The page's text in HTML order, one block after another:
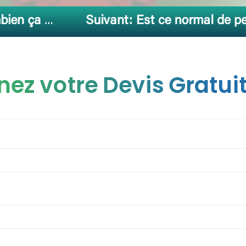
coûte ? Suivant: Est ce normal de
votre Devis Gratuit